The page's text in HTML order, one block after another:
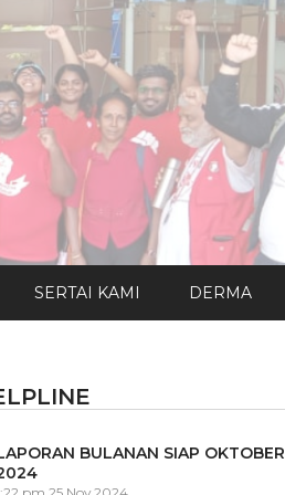
SERTAI KAMI DERMA
BULANAN SIAP OKTOBER